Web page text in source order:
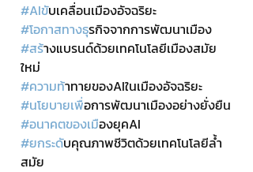
#AIขับเคลื่อนเมืองอัจฉริยะ
#โอกาสทางธุรกิจจากการพัฒนาเมือง
#สร้างแบรนด์ด้วยเทคโนโลยีเมืองสมัย
ใหม่
#ความท้าทายของAIในเมืองอัจฉริยะ
#นโยบายเพื่อการพัฒนาเมืองอย่างยั่งยืน
#อนาคตของเมืองยุคAI
#ยกระดับคุณภาพชีวิตด้วยเทคโนโลยีล้ำ
สมัย